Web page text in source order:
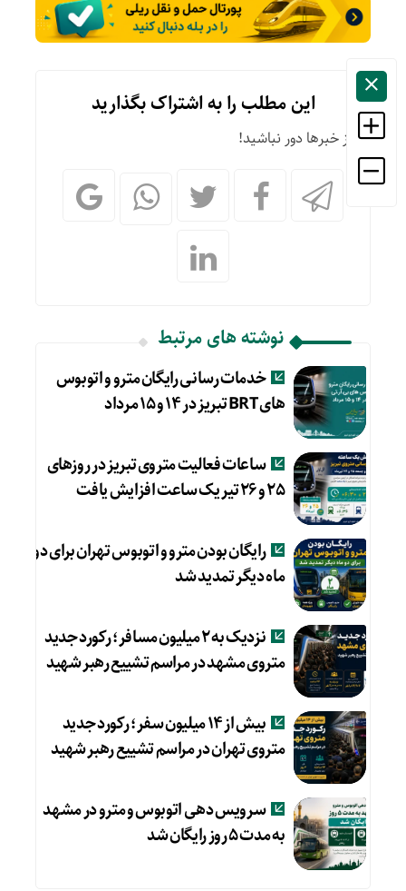
این مطلب را به اشتراک بگذارید
از خبرها دور نباشید!
نوشته های مرتبط
خدمات رسانی رایگان مترو و اتوبوس
های BRT تبریز در ۱۴ و ۱۵ مرداد
ساعات فعالیت متروی تبریز در روزهای
۲۵ و ۲۶ تیر یک ساعت افزایش یافت
رایگان بودن مترو و اتوبوس تهران برای دو
ماه دیگر تمدید شد
نزدیک به ۲ میلیون مسافر؛ رکورد جدید
متروی مشهد در مراسم تشییع رهبر شهید
بیش از ۱۴ میلیون سفر؛ رکورد جدید
متروی تهران در مراسم تشییع رهبر شهید
سرویس دهی اتوبوس و مترو در مشهد
به مدت ۵ روز رایگان شد